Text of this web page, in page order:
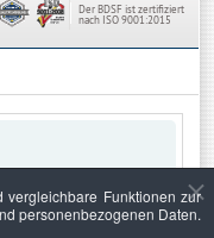
Der BDSF ist zertifiziert
nach ISO 9001:2015
Funktionen zur
personenbezogenen Daten.